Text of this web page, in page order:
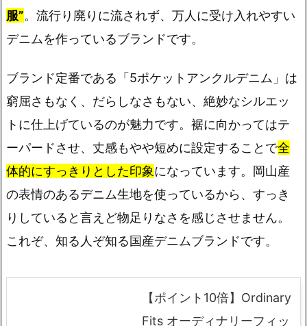
服”。流行り廃りに流されず、万人に受け入れやすい
デニムを作っているブランドです。
ブランド定番である「5ポケットアンクルデニム」は
窮屈さもなく、だらしなさもない、絶妙なシルエッ
トに仕上げているのが魅力です。裾に向かってはテ
ーパードさせ、丈感もやや短めに設定することで全
体的にすっきりとした印象になっています。岡山産
の表情のあるデニム生地を使っているから、すっき
りしていると言えど物足りなさを感じさせません。
これぞ、知る人ぞ知る国産デニムブランドです。
【ポイント10倍】Ordinary
Fits オーディナリーフィッ